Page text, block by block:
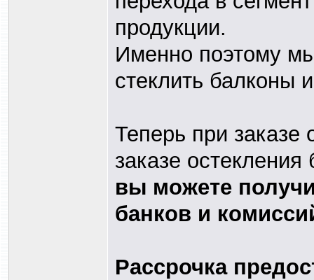
продукции.
Именно поэтому
стеклить балконы
Теперь при заказе
заказе
вы можете
банков и
Рассрочка